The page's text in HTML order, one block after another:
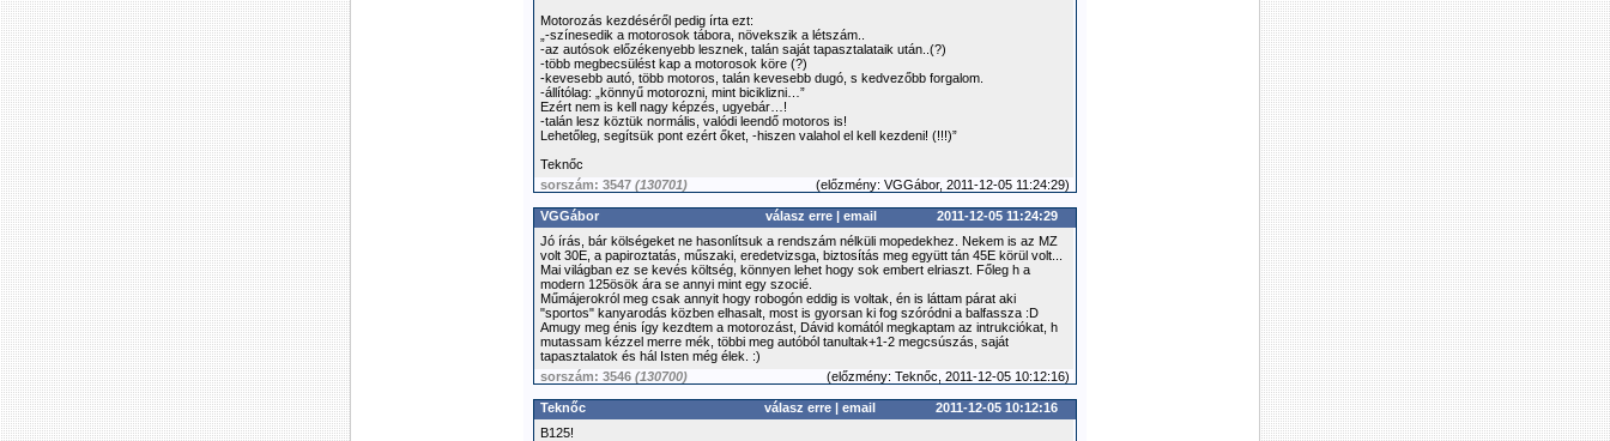
Motorozás kezdéséről pedig írta ezt:
„-színesedik a motorosok tábora, növekszik a létszám..
-az autósok előzékenyebb lesznek, talán saját tapasztalataik után..(?)
-több megbecsülést kap a motorosok köre (?)
-kevesebb autó, több motoros, talán kevesebb dugó, s kedvezőbb forgalom.
-állítólag: „könnyű motorozni, mint biciklizni…”
Ezért nem is kell nagy képzés, ugyebár…!
-talán lesz köztük normális, valódi leendő motoros is!
Lehetőleg, segítsük pont ezért őket, -hiszen valahol el kell kezdeni! (!!!)”
Teknőc
sorszám: 3547 (130701) (előzmény: VGGábor, 2011-12-05 11:24:29)
VGGábor válasz erre | email
2011-12-05 11:24:29
Jó írás, bár kölségeket ne hasonlítsuk a rendszám nélküli mopedekhez. Nekem is az MZ
volt 30E, a papiroztatás, műszaki, eredetvizsga, biztosítás meg együtt tán 45E körül volt...
Mai világban ez se kevés költség, könnyen lehet hogy sok embert elriaszt. Főleg h a
modern 125ösök ára se annyi mint egy szocié.
Műmájerokról meg csak annyit hogy robogón eddig is voltak, én is láttam párat aki
"sportos" kanyarodás közben elhasalt, most is gyorsan ki fog szóródni a balfassza :D
Amugy meg énis így kezdtem a motorozást, Dávid komától megkaptam az intrukciókat, h
mutassam kézzel merre mék, többi meg autóból tanultak+1-2 megcsúszás, saját
tapasztalatok és hál Isten még élek. :)
sorszám: 3546 (130700) (előzmény: Teknőc, 2011-12-05 10:12:16)
Teknőc válasz erre | email
2011-12-05 10:12:16
B125!